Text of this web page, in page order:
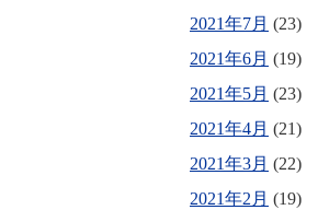
2021年7月 (23)
2021年6月 (19)
2021年5月 (23)
2021年4月 (21)
2021年3月 (22)
2021年2月 (19)